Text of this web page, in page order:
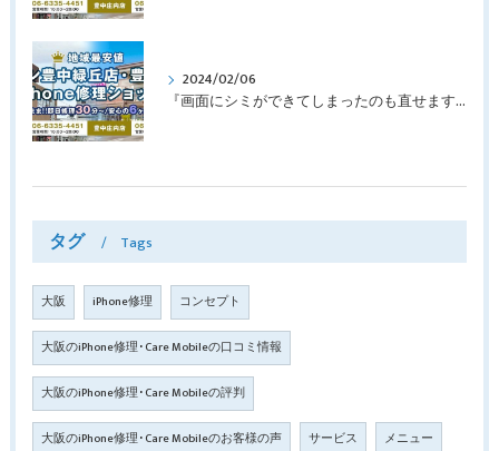
2024/02/06
『画面にシミができてしまったのも直せますか？』豊中市南桜塚より画面修理でご来店♪【iPhone11Pro】
タグ Tags
大阪 iPhone修理 コンセプト
大阪のiPhone修理･Care Mobileの口コミ情報
大阪のiPhone修理･Care Mobileの評判
大阪のiPhone修理･Care Mobileのお客様の声 サービス メニュー